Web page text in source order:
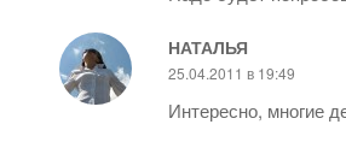
НАТАЛЬЯ
25.04.2011 в 19:49
Интересно, многие